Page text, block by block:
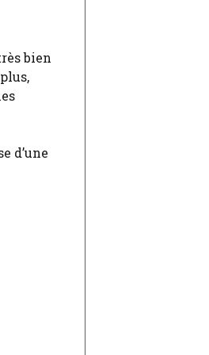
bien
d’une